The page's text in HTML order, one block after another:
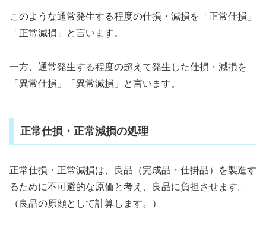
このような通常発生する程度の仕損・減損を「正常仕損」
「正常減損」と言います。
一方、通常発生する程度の超えて発生した仕損・減損を
「異常仕損」「異常減損」と言います。
正常仕損・正常減損の処理
正常仕損・正常減損は、良品（完成品・仕掛品）を製造す
るために不可避的な原価と考え、良品に負担させます。
（良品の原顔として計算します。）